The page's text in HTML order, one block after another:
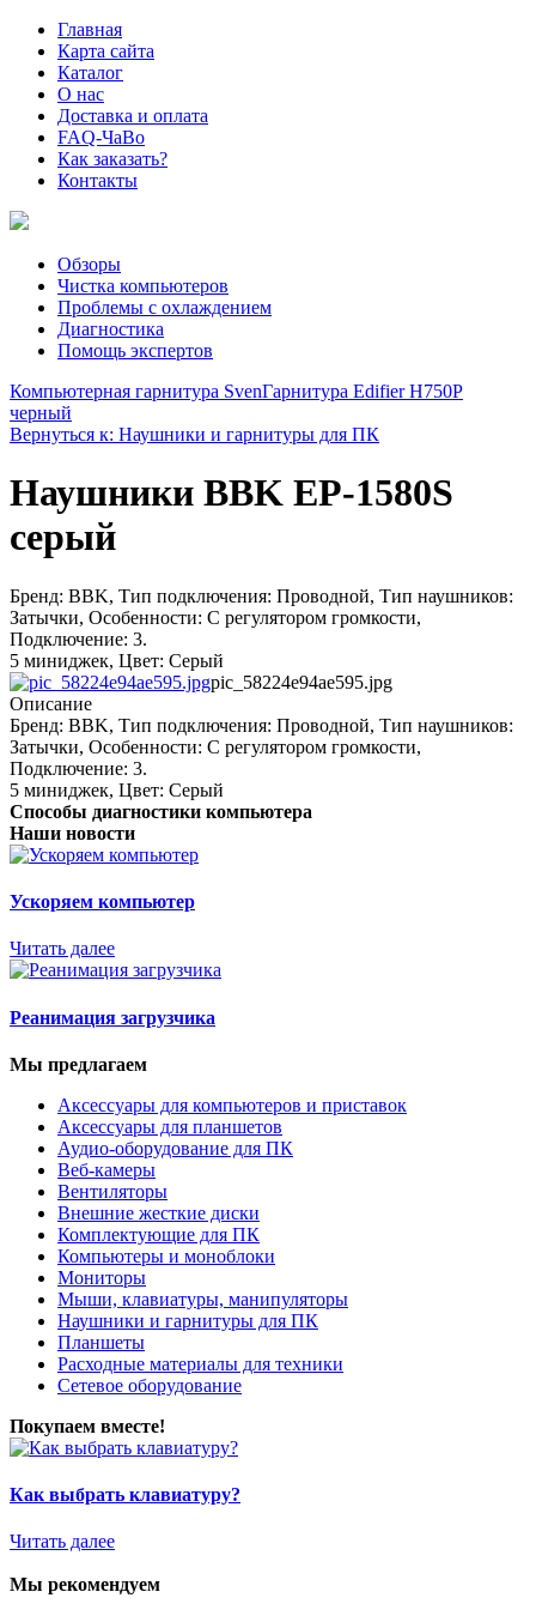
Главная
Карта сайта
Каталог
О нас
Доставка и оплата
FAQ-ЧаВо
Как заказать?
Контакты
Обзоры
Чистка компьютеров
Проблемы с охлаждением
Диагностика
Помощь экспертов
Компьютерная гарнитура SvenГарнитура Edifier H750P
черный
Вернуться к: Наушники и гарнитуры для ПК
Наушники BBK EP-1580S
серый
Бренд: BBK, Тип подключения: Проводной, Тип наушников:
Затычки, Особенности: С регулятором громкости,
Подключение: 3.
5 миниджек, Цвет: Серый
pic_58224e94ae595.jpg
Описание
Бренд: BBK, Тип подключения: Проводной, Тип наушников:
Затычки, Особенности: С регулятором громкости,
Подключение: 3.
5 миниджек, Цвет: Серый
Способы диагностики компьютера
Наши новости
Ускоряем компьютер
Читать далее
Реанимация загрузчика
Мы предлагаем
Аксессуары для компьютеров и приставок
Аксессуары для планшетов
Аудио-оборудование для ПК
Веб-камеры
Вентиляторы
Внешние жесткие диски
Комплектующие для ПК
Компьютеры и моноблоки
Мониторы
Мыши, клавиатуры, манипуляторы
Наушники и гарнитуры для ПК
Планшеты
Расходные материалы для техники
Сетевое оборудование
Покупаем вместе!
Как выбрать клавиатуру?
Читать далее
Мы рекомендуем